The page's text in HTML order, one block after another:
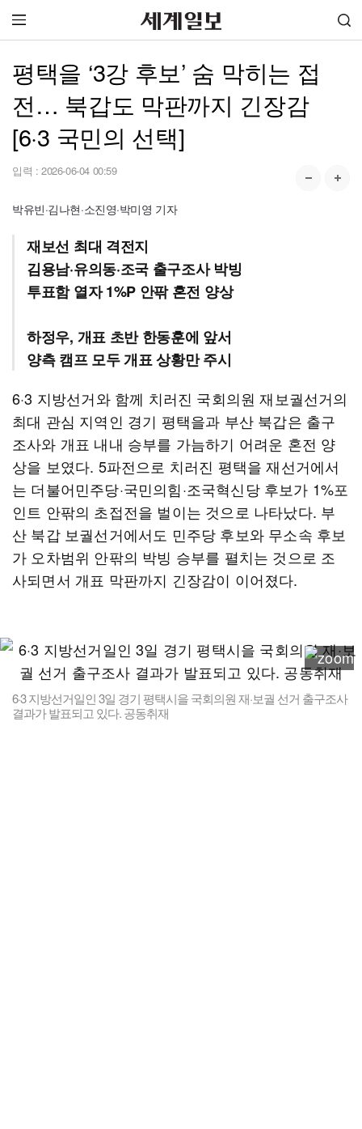
평택을 ‘3강 후보’ 숨 막히는 접
전… 북갑도 막판까지 긴장감
[6·3 국민의 선택]
입력 : 2026-06-04 00:59
박유빈·김나현·소진영·박미영 기자
재보선 최대 격전지
김용남·유의동·조국 출구조사 박빙
투표함 열자 1%P 안팎 혼전 양상
하정우, 개표 초반 한동훈에 앞서
양측 캠프 모두 개표 상황만 주시
6·3 지방선거와 함께 치러진 국회의원 재보궐선거의
최대 관심 지역인 경기 평택을과 부산 북갑은 출구
조사와 개표 내내 승부를 가늠하기 어려운 혼전 양
상을 보였다. 5파전으로 치러진 평택을 재선거에서
는 더불어민주당·국민의힘·조국혁신당 후보가 1%포
인트 안팎의 초접전을 벌이는 것으로 나타났다. 부
산 북갑 보궐선거에서도 민주당 후보와 무소속 후보
가 오차범위 안팎의 박빙 승부를 펼치는 것으로 조
사되면서 개표 막판까지 긴장감이 이어졌다.
6·3 지방선거일인 3일 경기 평택시을 국회의원 재·보궐 선거 출구조사
결과가 발표되고 있다. 공동취재